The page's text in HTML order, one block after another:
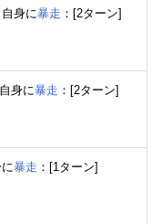
身に暴走 ：[2ターン]
身に暴走 ：[2ターン]
暴走 ：[1ターン]